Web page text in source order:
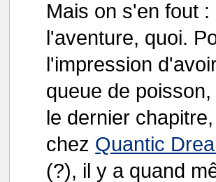
Mais on s'en fout
l'aventure, quoi.
l'impression
queue de
le dernier
chez Quantic
(?), il y a quand